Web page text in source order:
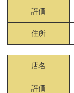
評価
住所
店名
評価